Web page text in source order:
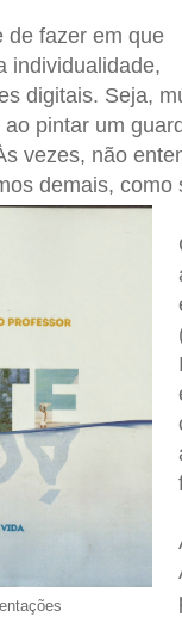
de fazer em que
individualidade,
digitais. Seja,
pintar um
vezes, não
demais,